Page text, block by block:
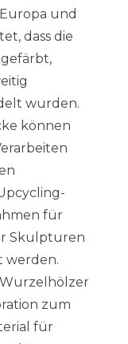
und
dass die
wurden.
können
für
Skulpturen
werden.
zum
für